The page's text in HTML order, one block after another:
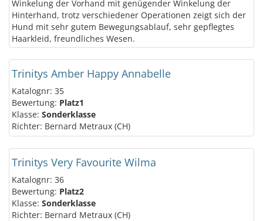
Winkelung der Vorhand mit genügender Winkelung der
Hinterhand, trotz verschiedener Operationen zeigt sich der
Hund mit sehr gutem Bewegungsablauf, sehr gepflegtes
Haarkleid, freundliches Wesen.
Trinitys Amber Happy Annabelle
Katalognr: 35
Bewertung: Platz1
Klasse: Sonderklasse
Richter: Bernard Metraux (CH)
Trinitys Very Favourite Wilma
Katalognr: 36
Bewertung: Platz2
Klasse: Sonderklasse
Richter: Bernard Metraux (CH)